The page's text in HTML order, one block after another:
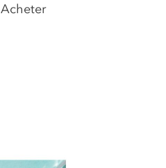
Acheter